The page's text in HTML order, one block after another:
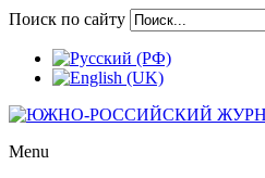
Поиск по сайту
Menu